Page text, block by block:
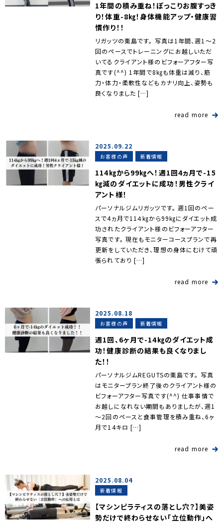
1年間の積み重ね！ぽっこりお腹すっき
り！体重-8㎏！身体機能アップ・健康習
慣作り！！
リガッツの栗島です。 写真は1年間、週1～2
回のペースでトレーニングにお越しいただ
いてるクライアント様のビフォーアフター写
真です(^^) 1年間で8㎏も体重は減り、筋
力・体力・柔軟性などもカナリ向上、姿勢も
良くなりました […]
read more
2025.09.22
お客様の声 新着情報
114㎏から99㎏へ！週1回4ヵ月で-15
㎏減のダイエットに成功！男性クライ
アント様！
パーソナルジムリガッツです。 週1回のペー
スで4ヵ月で11４㎏から99㎏にダイエット成
功されたクライアント様のビフォーアフター
写真です。 現在もモニターコースプランで再
更新をしていただき、理想の身体にむけて頑
張られており […]
read more
2025.08.18
お客様の声 新着情報
週1回、6ヶ月で-14㎏のダイエット成
功！健康診断の結果も良くなりまし
た！！
パーソナルジムREGUTSの栗島です。 写真
はモニタープラン終了後のクライアント様の
ビフォーアフター写真です(^^) 仕事事情で
お越しになれない期間もありましたが、週1
～2回のペースと食事管理を積み重ね、6ヶ
月で14キロ […]
read more
2025.08.04
新着情報
【マシンピラティスの落とし穴？】美姿
勢だけで終わらせない「立位動作」へ